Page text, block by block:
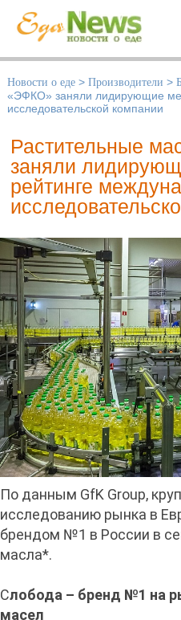
Новости о еде > Производители >
«ЭФКО» заняли лидирующие
исследовательской компании
Растительные
заняли
рейтинге
По данным GfK Group,
исследованию рынка в
брендом №1 в России в
масла*.
Слобода – бренд №1 на
масел